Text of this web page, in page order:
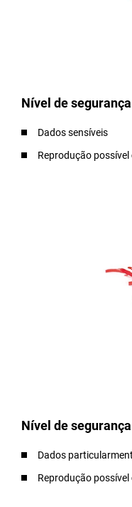
Nível de
Dados sensíveis
Reprodução
Nível de
Dados
Reprodução